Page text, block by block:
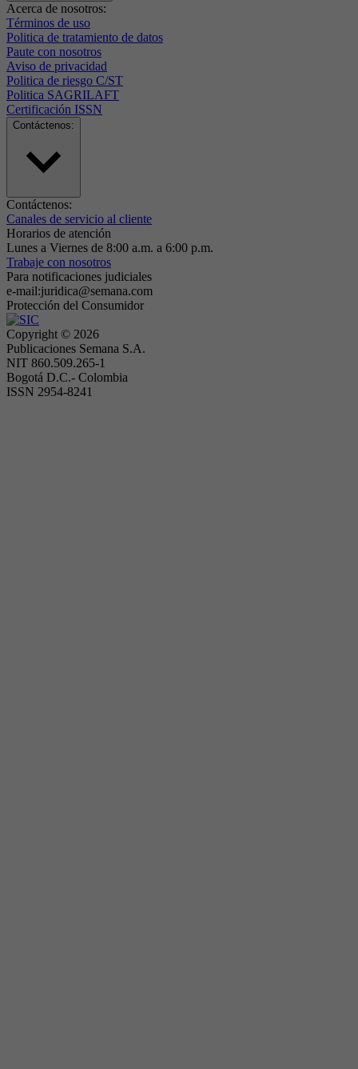
Acerca de nosotros:
Términos de uso
Politica de tratamiento de datos
Paute con nosotros
Aviso de privacidad
Politica de riesgo C/ST
Politica SAGRILAFT
Certificación ISSN
Contáctenos:
Contáctenos:
Canales de servicio al cliente
Horarios de atención
Lunes a Viernes de 8:00 a.m. a 6:00 p.m.
Trabaje con nosotros
Para notificaciones judiciales
e-mail:juridica@semana.com
Protección del Consumidor
Copyright © 2026
Publicaciones Semana S.A.
NIT 860.509.265-1
Bogotá D.C.- Colombia
ISSN 2954-8241